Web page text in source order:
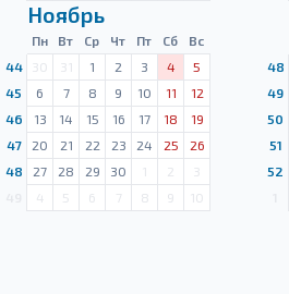
Ноябрь
Пн Вт Ср Чт Пт Сб
Вс
44
30 31 1 2 3 4
5
45
6 7 8 9 10 11
12
46
13 14 15 16 17 18
19
47
20 21 22 23 24 25
26
48
27 28 29 30 1 2
3
4 5 6 7 8 9 10
48
49
50
51
52